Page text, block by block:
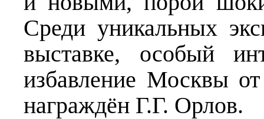
Среди уникальных
выставке, особый
избавление Москвы
награждён Г.Г. Орлов.